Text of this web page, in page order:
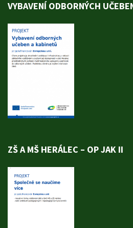
VYBAVENÍ ODBORNÝCH
ZŠ A MŠ HERÁLEC – OP JAK II